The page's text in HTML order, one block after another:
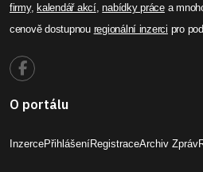
firmy, kalendář akcí,nabídky prácea
cenově dostupnou regionální inzerci pro
O portálu
InzercePřihlášeníRegistraceArchiv Zpráv